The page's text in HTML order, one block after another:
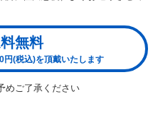
無料
(税込)を頂戴いたします
めご了承ください